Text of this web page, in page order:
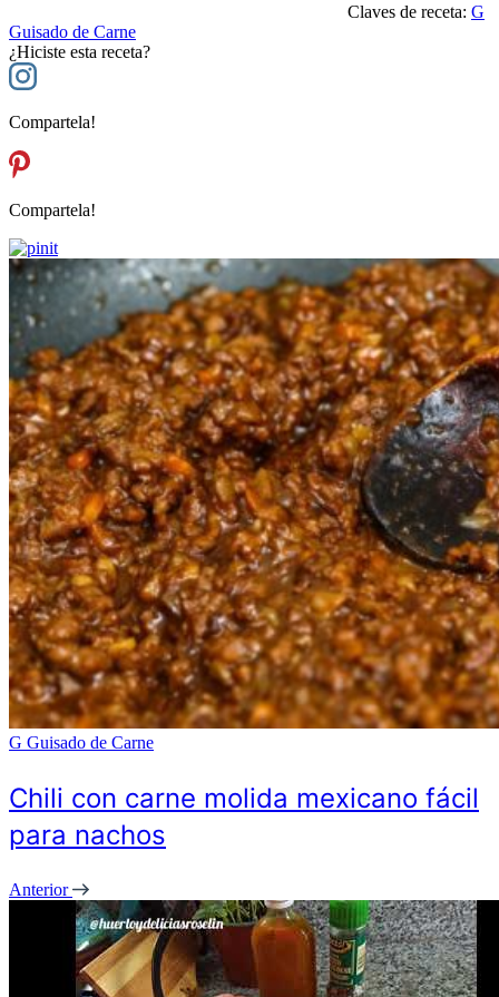
Claves de receta: G
Guisado de Carne
¿Hiciste esta receta?
Compartela!
Compartela!
G Guisado de Carne
Chili con carne molida mexicano fácil
para nachos
Anterior